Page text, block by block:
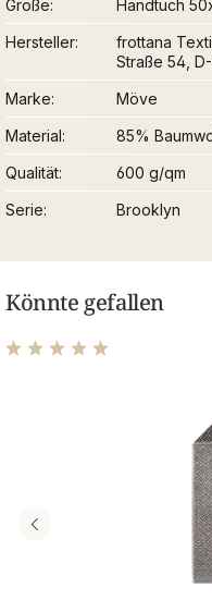
Größe
Handtuch
Hersteller
frottana
Straße 54,
Marke
Möve
Material
85%
Qualität
600 g/qm
Serie
Brooklyn
Könnte gefallen
Durchschnittliche